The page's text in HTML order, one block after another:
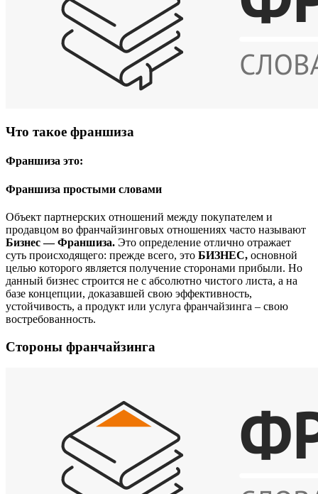
Что такое франшиза
Франшиза это:
Франшиза простыми словами
Объект партнерских отношений между покупателем и
продавцом во франчайзинговых отношениях часто называют
Бизнес — Франшиза. Это определение отлично отражает
суть происходящего: прежде всего, это БИЗНЕС, основной
целью которого является получение сторонами прибыли. Но
данный бизнес строится не с абсолютно чистого листа, а на
базе концепции, доказавшей свою эффективность,
устойчивость, а продукт или услуга франчайзинга – свою
востребованность.
Стороны франчайзинга